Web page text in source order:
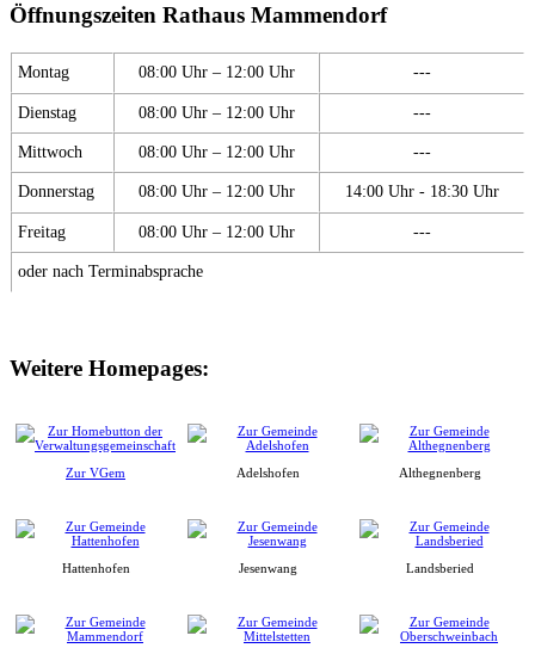
Öffnungszeiten Rathaus Mammendorf
Montag 08:00 Uhr – 12:00 Uhr ---
Dienstag 08:00 Uhr – 12:00 Uhr ---
Mittwoch 08:00 Uhr – 12:00 Uhr ---
Donnerstag 08:00 Uhr – 12:00 Uhr 14:00 Uhr - 18:30 Uhr
Freitag 08:00 Uhr – 12:00 Uhr ---
oder nach Terminabsprache
Weitere Homepages:
Zur VGem Adelshofen Althegnenberg
Hattenhofen Jesenwang Landsberied